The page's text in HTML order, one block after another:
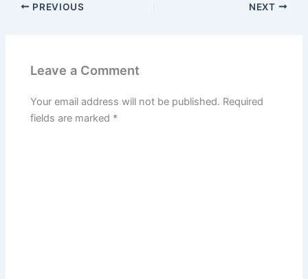
PREVIOUS NEXT
Leave a Comment
Your email address will not be published. Required
fields are marked *